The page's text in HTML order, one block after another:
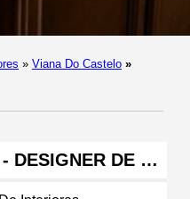
» Viana Do Castelo »
DESIGNER DE …